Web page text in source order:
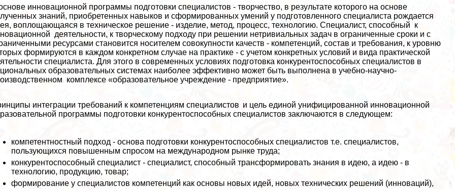
инновационной программы подготовки специалистов - творчество, в результате которого на основе
знаний, приобретенных навыков и сформированных умений у подготовленного специалиста рождается
воплощающаяся в техническое решение - изделие, метод, процесс, технологию. Специалист, способный к
деятельности, к творческому подходу при решении нетривиальных задач в ограниченные сроки и с
ресурсами становится носителем совокупности качеств - компетенций, состав и требования, к уровню
формируются в каждом конкретном случае на пpaктике - с учетом конкретных условий и вида пpaктической
специалиста. Для этого в современных условиях подготовка конкурентоспособных специалистов в
образовательных системах наиболее эффективно может быть выполнена в учебно-научно-
комплексе «образовательное учреждение - предприятие».
интеграции требований к компетенциям специалистов и цель единой унифицированной инновационной
программы подготовки конкурентоспособных специалистов заключаются в следующем:
компетентностный подход - основа подготовки конкурентоспособных специалистов т.е. специалистов,
пользующихся повышенным спросом на международном рынке труда;
конкурентоспособный специалист - специалист, способный трaнcформировать знания в идею, а идею - в
технологию, продукцию, товар;
формирование у специалистов компетенций как основы новых идей, новых технических решений (инноваций),